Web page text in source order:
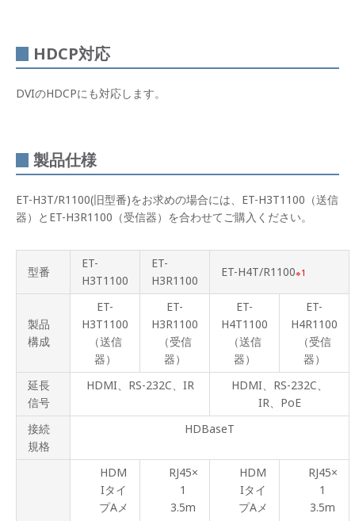
HDCP対応
DVIのHDCPにも対応します。
製品仕様
ET-H3T/R1100(旧型番)をお求めの場合には、ET-H3T1100（送信
器）とET-H3R1100（受信器）を合わせてご購入ください。
型番
ET-
H3T1100
ET-
H3R1100
ET-H4T/R1100 1
製品
構成
ET-
H3T1100
（送信
器）
ET-
H3R1100
（受信
器）
ET-
H4T1100
（送信
器）
ET-
H4R1100
（受信
器）
延長
信号
HDMI、RS-232C、IR
HDMI、RS-232C、
IR、PoE
接続
規格
HDBaseT
HDM
Iタイ
プAメ
RJ45×
1
3.5m
HDM
Iタイ
プAメ
RJ45×
1
3.5m